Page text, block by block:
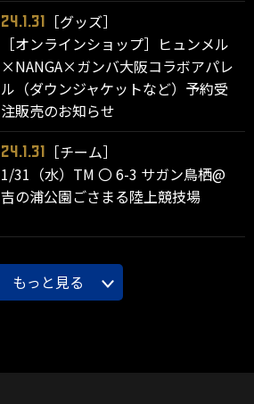
24.1.31
［グッズ］
［オンラインショップ］ヒュンメル
×NANGA×ガンバ大阪コラボアパレ
ル（ダウンジャケットなど）予約受
注販売のお知らせ
24.1.31
［チーム］
1/31（水）TM 〇 6-3 サガン鳥栖@
吉の浦公園ごさまる陸上競技場
もっと見る